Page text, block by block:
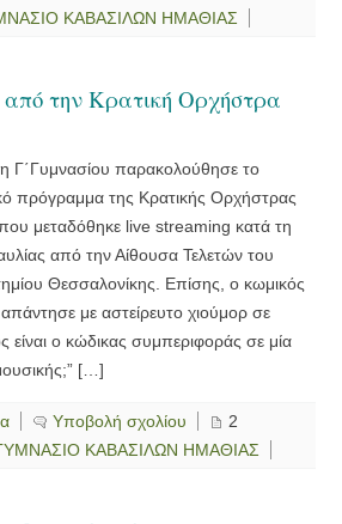
ΚΑΒΑΣΙΛΩΝ ΗΜΑΘΙΑΣ
από την Κρατική Ορχήστρα
Γ΄Γυμνασίου παρακολούθησε το
πρόγραμμα της Κρατικής Ορχήστρας
μεταδόθηκε live streaming κατά τη
από την Αίθουσα Τελετών του
Θεσσαλονίκης. Επίσης, ο κωμικός
με αστείρευτο χιούμορ σε
είναι ο κώδικας συμπεριφοράς σε μία
[…]
Υποβολή σχολίου
2
ΚΑΒΑΣΙΛΩΝ ΗΜΑΘΙΑΣ